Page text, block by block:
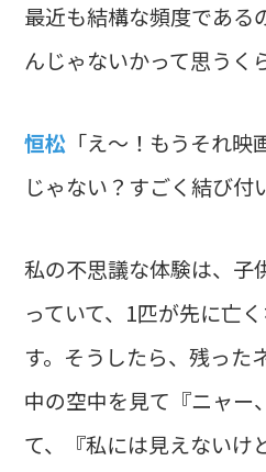
最近も結構な頻度である
んじゃないかって思うく
恒松 「え～！もうそれ
じゃない？すごく結び付
私の不思議な体験は、子
っていて、1匹が先に亡
す。そうしたら、残った
中の空中を見て『ニャー
て、『私には見えないけ